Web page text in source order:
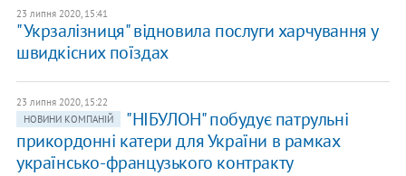
23 липня 2020, 15:41
"Укрзалізниця" відновила послуги харчування у
швидкісних поїздах
23 липня 2020, 15:22
НОВИНИ КОМПАНІЙ
"НІБУЛОН" побудує патрульні
прикордонні катери для України в рамках
українсько-французького контракту